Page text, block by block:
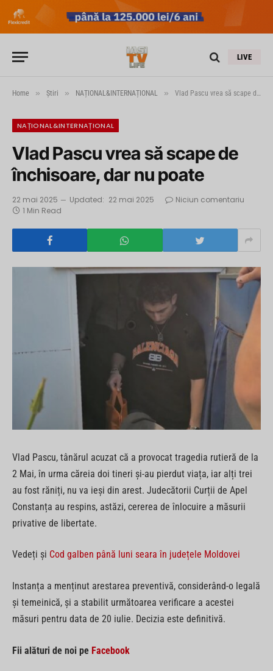
LIVE
Home » Știri » NAȚIONAL&INTERNAȚIONAL » Vlad Pascu vrea să scape de închisoare, dar nu poate
NAȚIONAL&INTERNAȚIONAL
Vlad Pascu vrea să scape de
închisoare, dar nu poate
22 mai 2025 Updated: 22 mai 2025
Niciun comentariu
1 Min Read
Vlad Pascu, tânărul acuzat că a provocat tragedia rutieră de la
2 Mai, în urma căreia doi tineri și-au pierdut viața, iar alți trei
au fost răniți, nu va ieși din arest. Judecătorii Curții de Apel
Constanța au respins, astăzi, cererea de înlocuire a măsurii
privative de libertate.
Vedeți și Cod galben până luni seara în județele Moldovei
Instanța a menținut arestarea preventivă, considerând-o legală
și temeinică, și a stabilit următoarea verificare a acestei
măsuri pentru data de 20 iulie. Decizia este definitivă.
Fii alături de noi pe Facebook